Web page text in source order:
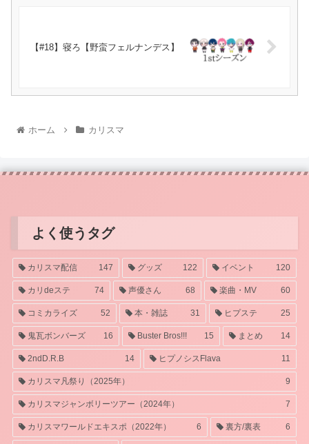
【#18】寝ろ【野蛮フェルナンデス】
ホーム カリスマ
よく使うタグ
カリスマ配信 147 グッズ 122 イベント 120
カリdeステ 74 声優さん 68 楽曲・MV 60
コミカライズ 52 本・雑誌 31 ヒプステ 25
鬼瓦ボンバーズ 16 Buster Bros!!! 15 まとめ 14
2ndD.R.B 14 ヒプノシスFlava 11
カリスマ凡祭り（2025年） 9
カリスマジャンボリーツアー（2024年） 7
カリスマワールドエキスポ（2022年） 6 裏方/裏表 6